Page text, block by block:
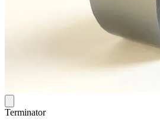
Terminator